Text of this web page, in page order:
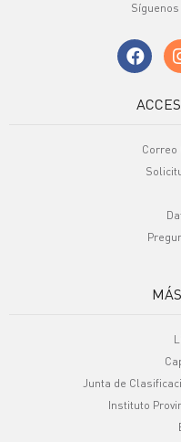
Correo
Junta de
Instituto